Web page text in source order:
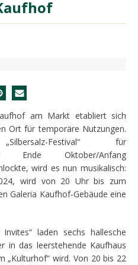
am Markt etabliert sich
Ort für temporäre Nutzungen.
Festival“ für
Ende Oktober/Anfang
wird es nun musikalisch:
wird von 20 Uhr bis zum
Galeria Kaufhof-Gebäude eine
laden sechs hallesche
in das leerstehende Kaufhaus
„Kulturhof“ wird. Von 20 bis 22